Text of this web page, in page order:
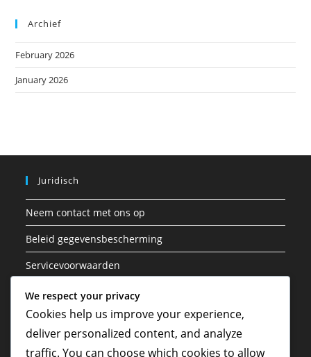
Archief
February 2026
January 2026
Juridisch
Neem contact met ons op
Beleid gegevensbescherming
Servicevoorwaarden
Cookies en tracking
Ons verhaal
We respect your privacy
Cookies help us improve your experience,
deliver personalized content, and analyze
traffic. You can choose which cookies to allow